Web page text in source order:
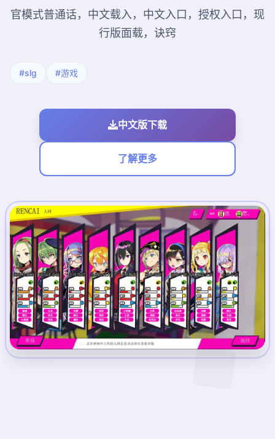
官模式普通话，中文载入，中文入口，授权入口，现
行版面载，诀窍
#slg #游戏
中文版下载
了解更多